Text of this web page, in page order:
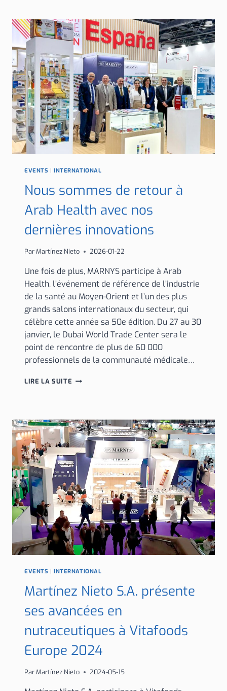
SA
PARTICIPATION
À
EUROPE
2025,
POUR
LA
PREMIÈRE
FOIS
EN
ESPAGNE
EVENTS |INTERNATIONAL
Nous sommes de retour à
Arab Health avec nos
dernières innovations
ParMartínez Nieto 2026-01-22
Une fois de plus, MARNYS participe à Arab
Health, l’événement de référence de l’industrie
de la santé au Moyen-Orient et l’un des plus
grands salons internationaux du secteur, qui
célèbre cette année sa 50e édition. Du 27 au 30
janvier, le Dubai World Trade Center sera le
point de rencontre de plus de 60 000
professionnels de la communauté médicale…
LIRE LA SUITE NOUS
À
ARAB
HEALTH
AVEC
NOS
DERNIÈRES
INNOVATIONS
EVENTS |INTERNATIONAL
Martínez Nieto S.A. présente
ses avancées en
nutraceutiques à Vitafoods
Europe 2024
ParMartínez Nieto 2024-05-15